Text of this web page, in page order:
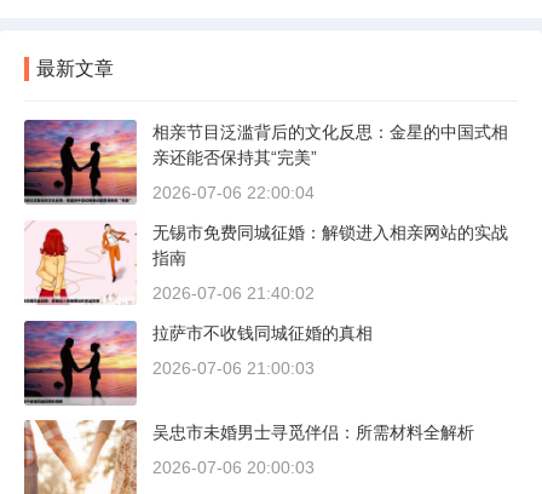
最新文章
相亲节目泛滥背后的文化反思：金星的中国式相
亲还能否保持其“完美”
2026-07-06 22:00:04
无锡市免费同城征婚：解锁进入相亲网站的实战
指南
2026-07-06 21:40:02
拉萨市不收钱同城征婚的真相
2026-07-06 21:00:03
吴忠市未婚男士寻觅伴侣：所需材料全解析
2026-07-06 20:00:03